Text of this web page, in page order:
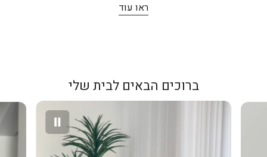
ראו עוד
ברוכים הבאים לבית שלי